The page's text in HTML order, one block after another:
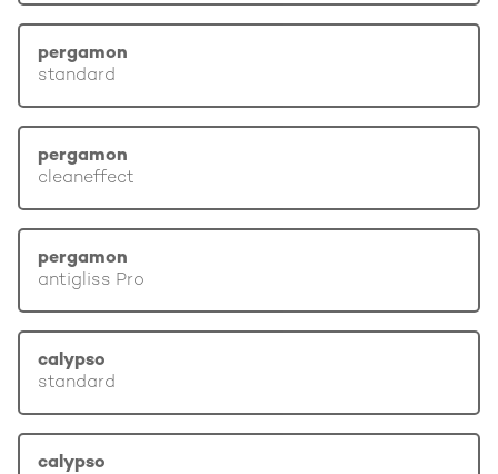
pergamon
standard
pergamon
cleaneffect
pergamon
antigliss Pro
calypso
standard
calypso